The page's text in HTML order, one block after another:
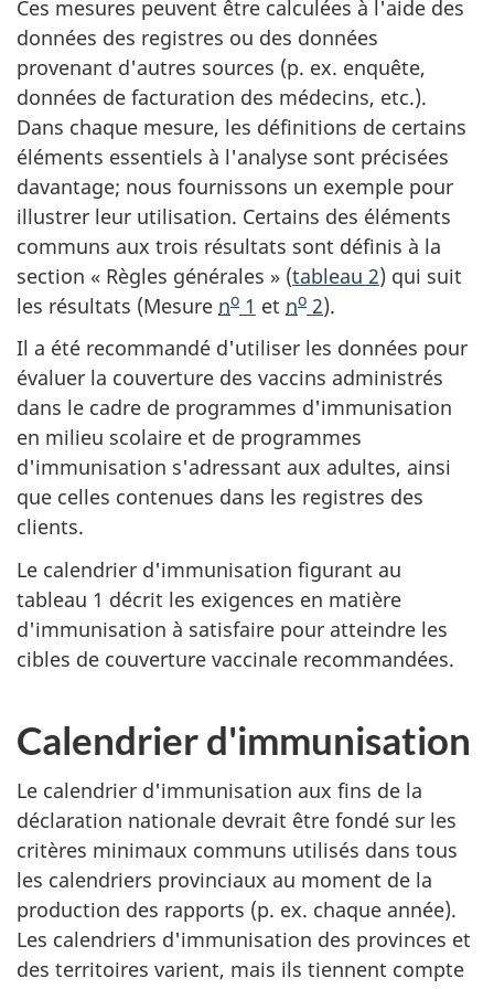
Ces mesures peuvent être calculées à l'aide des
données des registres ou des données
provenant d'autres sources (p. ex. enquête,
données de facturation des médecins, etc.).
Dans chaque mesure, les définitions de certains
éléments essentiels à l'analyse sont précisées
davantage; nous fournissons un exemple pour
illustrer leur utilisation. Certains des éléments
communs aux trois résultats sont définis à la
section « Règles générales » (tableau 2) qui suit
les résultats (Mesure no 1 et no 2).
Il a été recommandé d'utiliser les données pour
évaluer la couverture des vaccins administrés
dans le cadre de programmes d'immunisation
en milieu scolaire et de programmes
d'immunisation s'adressant aux adultes, ainsi
que celles contenues dans les registres des
clients.
Le calendrier d'immunisation figurant au
tableau 1 décrit les exigences en matière
d'immunisation à satisfaire pour atteindre les
cibles de couverture vaccinale recommandées.
Calendrier d'immunisation
Le calendrier d'immunisation aux fins de la
déclaration nationale devrait être fondé sur les
critères minimaux communs utilisés dans tous
les calendriers provinciaux au moment de la
production des rapports (p. ex. chaque année).
Les calendriers d'immunisation des provinces et
des territoires varient, mais ils tiennent compte